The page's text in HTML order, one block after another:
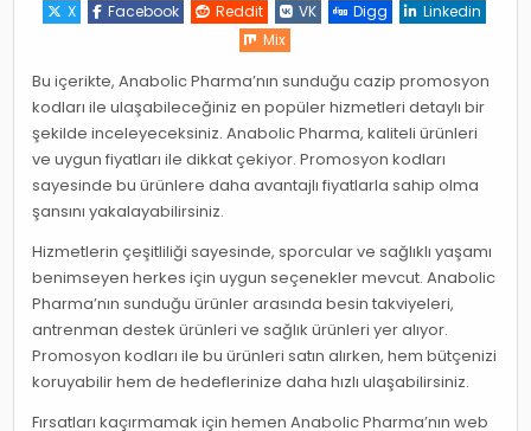
X
Facebook Reddit VK Digg
Linkedin
Mix
Bu içerikte, Anabolic Pharma’nın sunduğu cazip promosyon
kodları ile ulaşabileceğiniz en popüler hizmetleri detaylı bir
şekilde inceleyeceksiniz. Anabolic Pharma, kaliteli ürünleri
ve uygun fiyatları ile dikkat çekiyor. Promosyon kodları
sayesinde bu ürünlere daha avantajlı fiyatlarla sahip olma
şansını yakalayabilirsiniz.
Hizmetlerin çeşitliliği sayesinde, sporcular ve sağlıklı yaşamı
benimseyen herkes için uygun seçenekler mevcut. Anabolic
Pharma’nın sunduğu ürünler arasında besin takviyeleri,
antrenman destek ürünleri ve sağlık ürünleri yer alıyor.
Promosyon kodları ile bu ürünleri satın alırken, hem bütçenizi
koruyabilir hem de hedeflerinize daha hızlı ulaşabilirsiniz.
Fırsatları kaçırmamak için hemen Anabolic Pharma’nın web